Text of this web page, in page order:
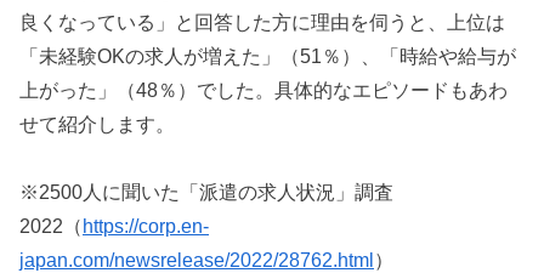
良くなっている」と回答した方に理由を伺うと、上位は
「未経験OKの求人が増えた」（51％）、「時給や給与が
上がった」（48％）でした。具体的なエピソードもあわ
せて紹介します。
※2500人に聞いた「派遣の求人状況」調査
2022（ https://corp.en-
japan.com/newsrelease/2022/28762.html ）